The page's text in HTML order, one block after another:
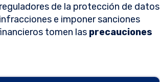
de la protección de datos
e imponer sanciones
tomen las precauciones